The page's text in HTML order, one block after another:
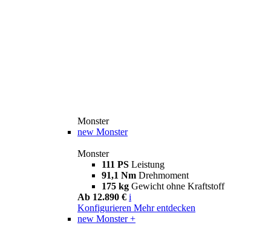
Monster
new Monster
Monster
111 PS Leistung
91,1 Nm Drehmoment
175 kg Gewicht ohne Kraftstoff
Ab 12.890 € i
Konfigurieren Mehr entdecken
new Monster +